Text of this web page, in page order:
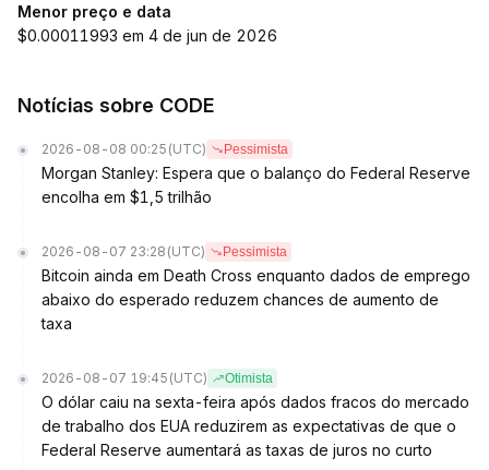
Menor preço e data
$0.00011993 em 4 de jun de 2026
Notícias sobre CODE
2026-08-08 00:25 (UTC) Pessimista
Morgan Stanley: Espera que o balanço do Federal Reserve
encolha em $1,5 trilhão
2026-08-07 23:28 (UTC) Pessimista
Bitcoin ainda em Death Cross enquanto dados de emprego
abaixo do esperado reduzem chances de aumento de
taxa
2026-08-07 19:45 (UTC) Otimista
O dólar caiu na sexta-feira após dados fracos do mercado
de trabalho dos EUA reduzirem as expectativas de que o
Federal Reserve aumentará as taxas de juros no curto